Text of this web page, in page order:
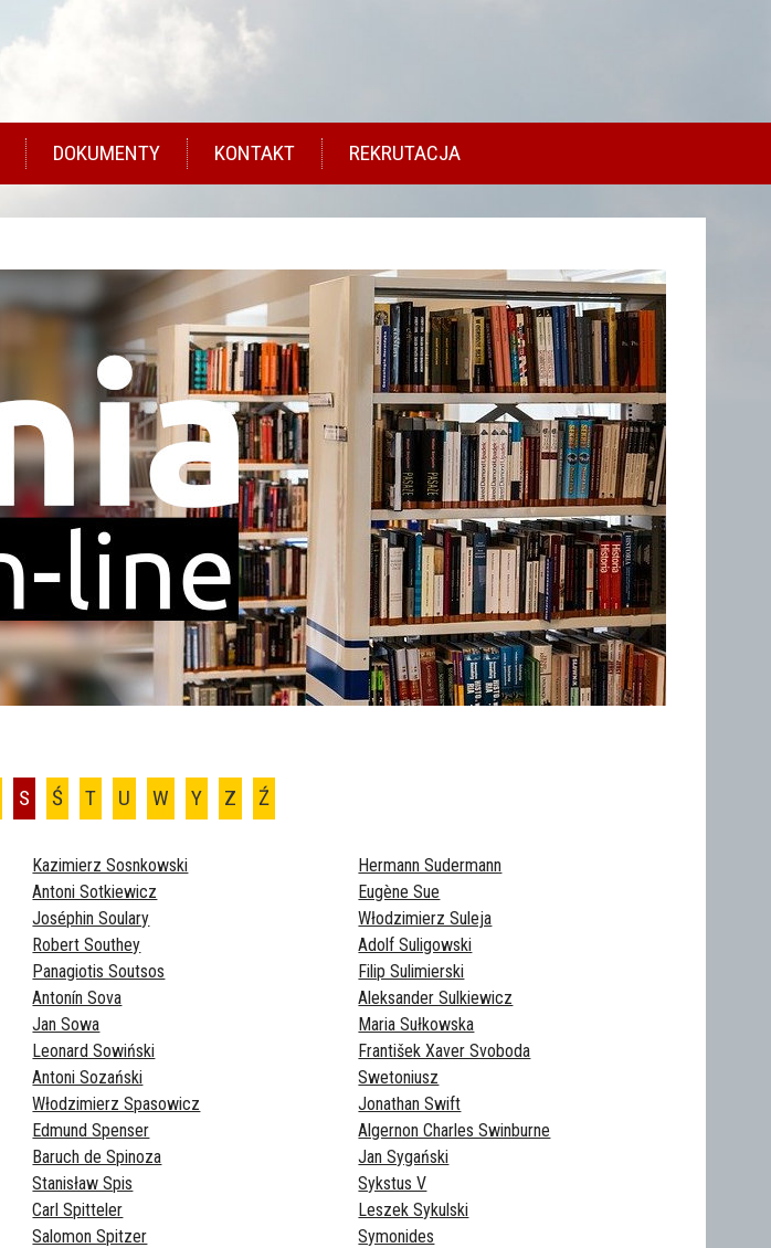
DOKUMENTY KONTAKT REKRUTACJA
S Ś T U W Y Z Ź
Kazimierz Sosnkowski
Antoni Sotkiewicz
Joséphin Soulary
Robert Southey
Panagiotis Soutsos
Antonín Sova
Jan Sowa
Leonard Sowiński
Antoni Sozański
Włodzimierz Spasowicz
Edmund Spenser
Baruch de Spinoza
Stanisław Spis
Carl Spitteler
Salomon Spitzer
Hermann Sudermann
Eugène Sue
Włodzimierz Suleja
Adolf Suligowski
Filip Sulimierski
Aleksander Sulkiewicz
Maria Sułkowska
František Xaver Svoboda
Swetoniusz
Jonathan Swift
Algernon Charles Swinburne
Jan Sygański
Sykstus V
Leszek Sykulski
Symonides